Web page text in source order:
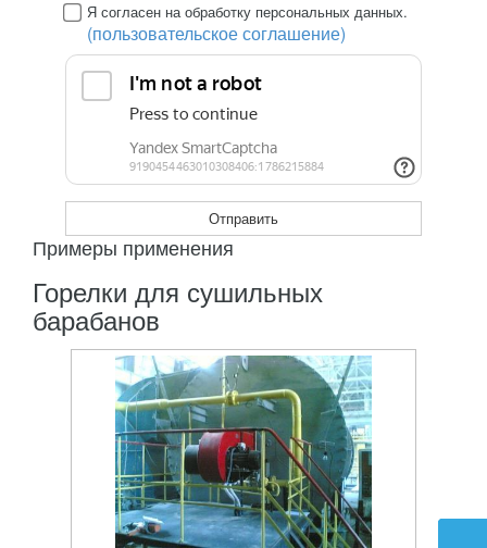
Я согласен на обработку персональных данных.
(пользовательское соглашение)
Примеры применения
Горелки для сушильных
барабанов